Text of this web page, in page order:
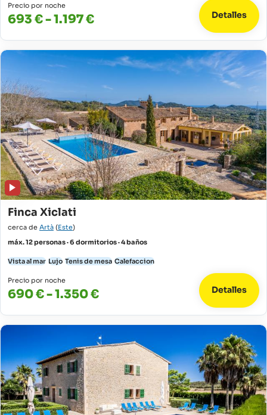
Precio por noche
693 € - 1.197 € Detalles
Finca Xiclati
cerca de Artà (Este)
máx. 12 personas · 6 dormitorios · 4 baños
Vista al mar Lujo Tenis de mesa Calefaccion
Precio por noche
690 € - 1.350 € Detalles